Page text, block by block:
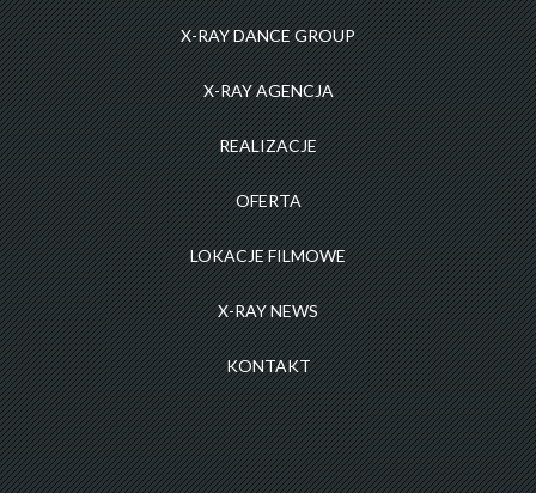
X-RAY DANCE GROUP
X-RAY AGENCJA
REALIZACJE
OFERTA
LOKACJE FILMOWE
X-RAY NEWS
KONTAKT